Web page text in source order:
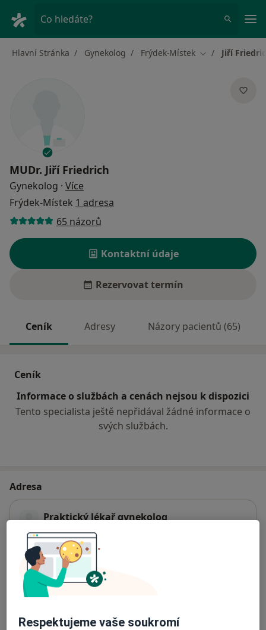
Co hledáte?
Hlavní Stránka Gynekolog Frýdek-Místek Změna města
Jiří
MUDr. Jiří Friedrich
Gynekolog · Více
Frýdek-Místek 1 adresa
65 názorů
Kontaktní údaje
Rezervovat termín
Ceník Adresy Názory pacientů (65)
Ceník
Informace o službách a cenách nejsou k dispozici
Tento specialista ještě nepřidával žádné informace o
svých službách.
Adresa
Praktický lékař gynekolog
Stará cesta 83,
Přiblížit mapu
Co mám v takové situaci udělat?
Respektujeme vaše soukromí